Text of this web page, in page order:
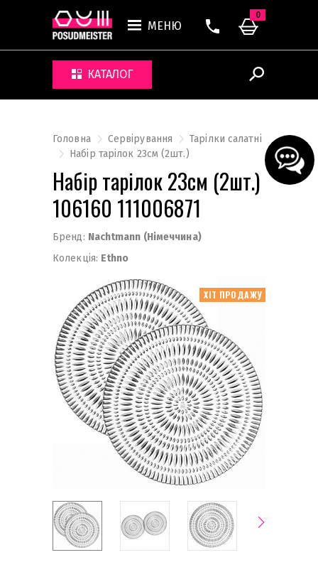
МЕНЮ
КАТАЛОГ
0
Головна Сервірування
Тарілки салатні
Набір тарілок 23см (2шт.)
Набір тарілок 23см (2шт.)
106160 111006871
Бренд: Nachtmann (Німеччина)
Колекція: Ethno
ХІТ ПРОДАЖУ